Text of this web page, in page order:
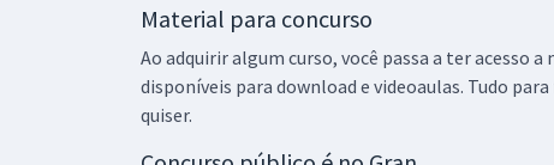
Material para concurso
Ao adquirir algum curso, você passa a ter acesso
disponíveis para download e videoaulas. Tudo
quiser.